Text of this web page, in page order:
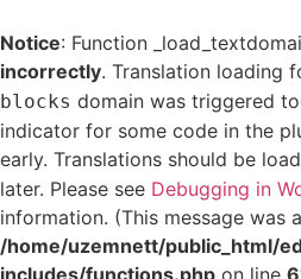
Notice: Function
incorrectly. Translation loading
blocks domain was triggered
indicator for some code in the
early. Translations should be
later. Please see Debugging in
information. (This message was
/home/uzemnett/public_html/
includes/functions.php on line